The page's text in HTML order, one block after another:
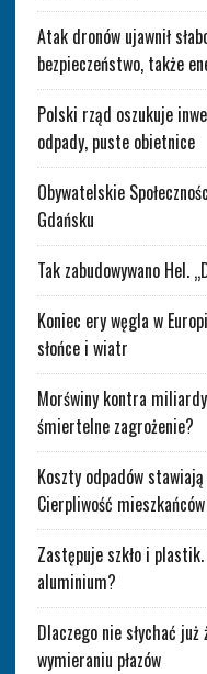
Atak dronów ujawnił
bezpieczeństwo, także
Polski rząd oszukuje
odpady, puste obietnice
Obywatelskie
Gdańsku
Tak zabudowywano Hel.
Koniec ery węgla w
słońce i wiatr
Morświny kontra
śmiertelne zagrożenie?
Koszty odpadów
Cierpliwość
Zastępuje szkło i
aluminium?
Dlaczego nie słychać
wymieraniu płazów